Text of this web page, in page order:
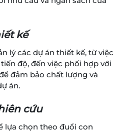
kế
lý các dự án thiết kế, từ việc
độ, đến việc phối hợp với
đảm bảo chất lượng và
án.
cứu
lựa chọn theo đuổi con